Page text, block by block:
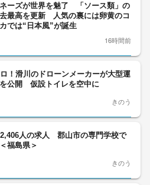
ーズが世界を魅了 「ソース類」の
最高を更新 人気の裏には卵黄のコ
では“日本風”が誕生
16時間前
！滑川のドローンメーカーが大型運
公開 仮設トイレを空中に
きのう
人の求人 郡山市の専門学校で
福島県＞
きのう